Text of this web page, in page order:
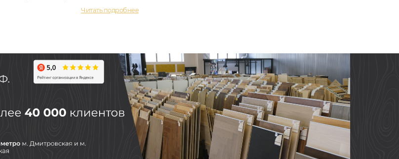
Читать подробнее